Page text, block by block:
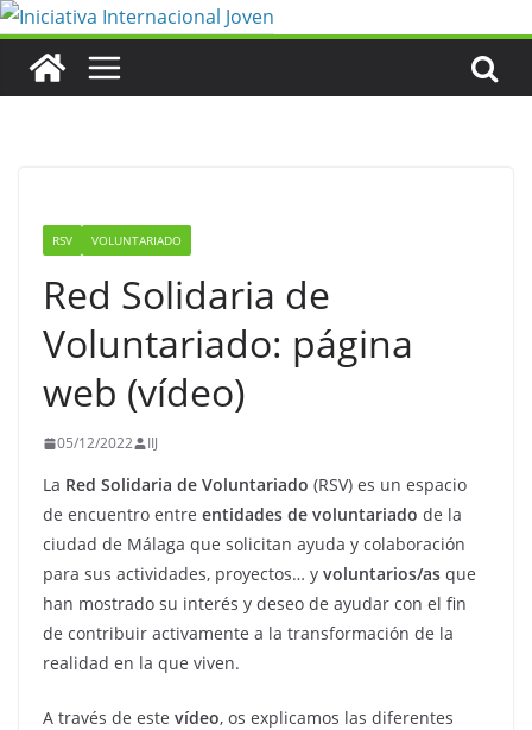
Saltar
contenido
RSV VOLUNTARIADO
Red Solidaria de
Voluntariado: página
web (vídeo)
05/12/2022 IIJ
La Red Solidaria de Voluntariado (RSV) es un espacio
de encuentro entre entidades de voluntariado de la
ciudad de Málaga que solicitan ayuda y colaboración
para sus actividades, proyectos… y voluntarios/as que
han mostrado su interés y deseo de ayudar con el fin
de contribuir activamente a la transformación de la
realidad en la que viven.
A través de este vídeo, os explicamos las diferentes